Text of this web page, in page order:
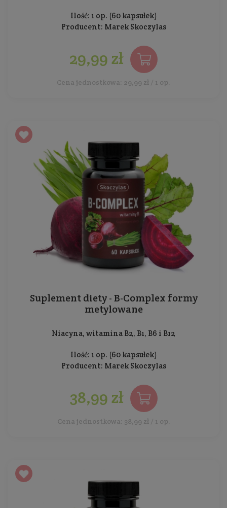
Ilość: 1 op. (60 kapsułek)
Producent: Marek Skoczylas
29,99 zł
Cena jednostkowa: 29,99 zł / 1 op.
Suplement diety - B-Complex formy
metylowane
Niacyna, witamina B2, B1, B6 i B12
Ilość: 1 op. (60 kapsułek)
Producent: Marek Skoczylas
38,99 zł
Cena jednostkowa: 38,99 zł / 1 op.